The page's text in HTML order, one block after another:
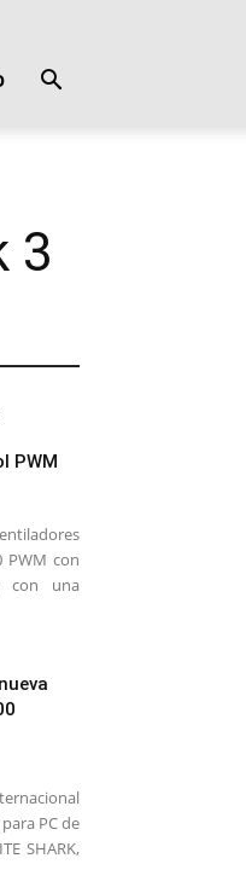
3
PWM
PWM con
con una
PC de
SHARK,